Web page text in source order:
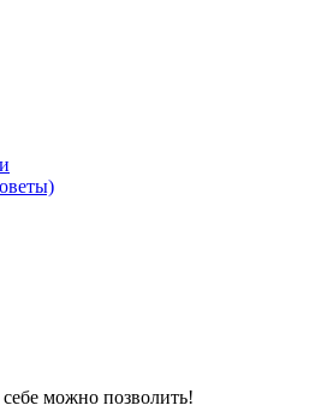
можно позволить!